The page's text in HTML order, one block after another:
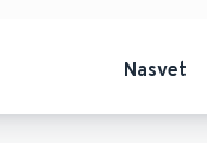
Nasvet